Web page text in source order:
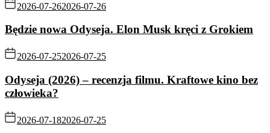
2026-07-262026-07-26
Będzie nowa Odyseja. Elon Musk kręci z Grokiem
2026-07-252026-07-25
Odyseja (2026) – recenzja filmu. Kraftowe kino bez
człowieka?
2026-07-182026-07-25